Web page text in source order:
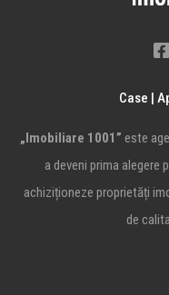
Case |
„Imobiliare 1001” este
a deveni prima alegere
achiziționeze proprietăți
de